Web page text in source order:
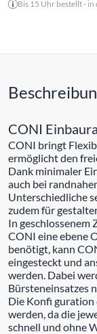
Bis 15 Uhr bestellt - in
CONI
CONI bringt
ermöglicht den
Dank minimaler
auch bei
Unterschiedliche
zudem für
In geschlossenem
CONI eine ebene
benötigt, kann
eingesteckt und
werden. Dabei
Bürsteneinsatzes
Die Konfi guration
werden, da die
schnell und ohne